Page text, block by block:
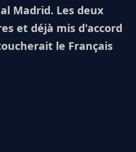
Madrid. Les deux
et déjà mis d'accord
le Français